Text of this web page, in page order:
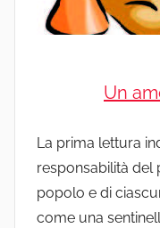
Un
La prima lettura
responsabilità del
popolo e di
come una